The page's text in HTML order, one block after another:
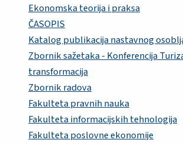
Ekonomska teorija i praksa
ČASOPIS
Katalog publikacija nastavnog
Zbornik sažetaka - Konferencija
transformacija
Zbornik radova
Fakulteta pravnih nauka
Fakulteta informacijskih tehnologija
Fakulteta poslovne ekonomije